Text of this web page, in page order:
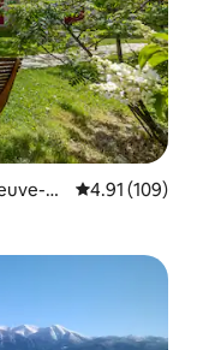
d
Calificación
4.91 (109)